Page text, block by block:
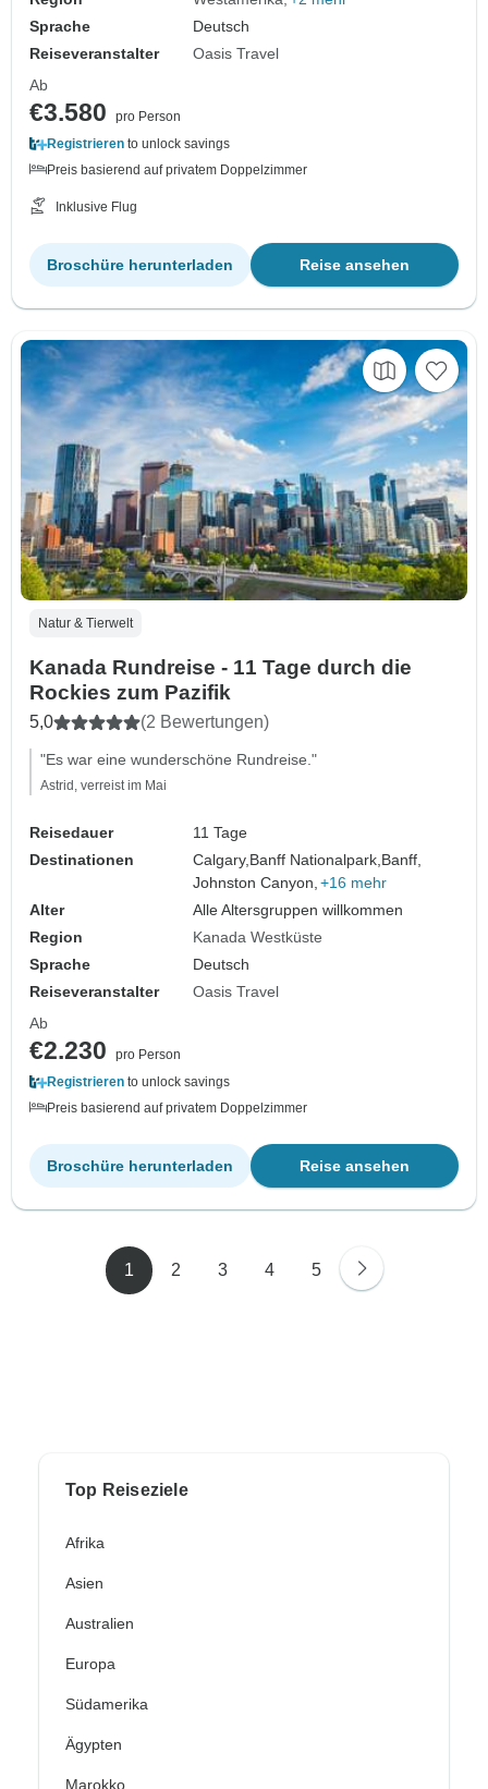
Sprache
Deutsch
Reiseveranstalter
Oasis Travel
Ab
€3.580
pro Person
Registrieren to unlock savings
Preis basierend auf privatem Doppelzimmer
Inklusive Flug
Reise ansehen
Broschüre herunterladen
Natur & Tierwelt
Kanada Rundreise - 11 Tage durch die
Rockies zum Pazifik
5,0 (2 Bewertungen)
"Es war eine wunderschöne Rundreise."
Astrid, verreist im Mai
Reisedauer
11 Tage
Destinationen
Calgary,Banff Nationalpark,Banff,
Johnston Canyon, +16 mehr
Alter
Alle Altersgruppen willkommen
Region
Kanada Westküste
Sprache
Deutsch
Reiseveranstalter
Oasis Travel
Ab
€2.230
pro Person
Registrieren to unlock savings
Preis basierend auf privatem Doppelzimmer
Reise ansehen
Broschüre herunterladen
1 2 3 4 5
Top Reiseziele
Afrika
Asien
Australien
Europa
Südamerika
Ägypten
Marokko